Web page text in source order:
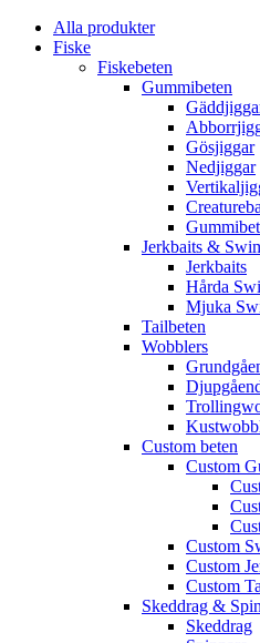
Alla produkter
Fiske
Fiskebeten
Gummibeten
Gösjiggar
Nedjiggar
Jerkbaits &
Jerkbaits
Hårda
Mjuka
Tailbeten
Wobblers
Custom beten
Custom
Custom
Custom
Custom
Skeddrag &
Skeddrag